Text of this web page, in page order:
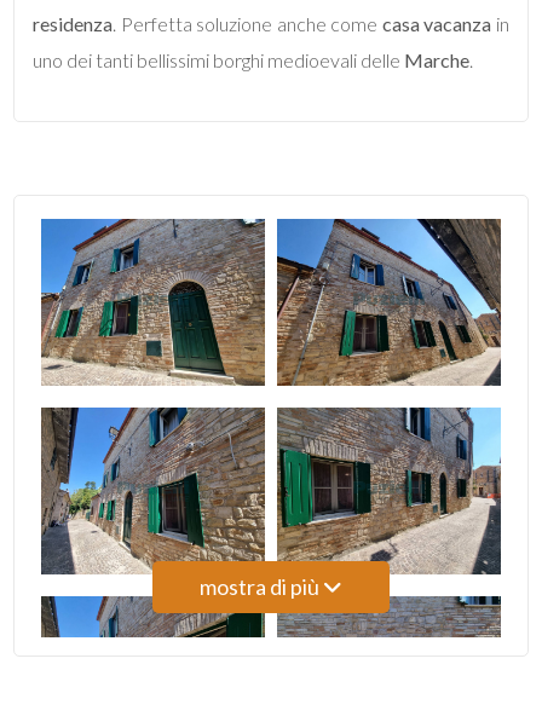
residenza. Perfetta soluzione anche come casa vacanza in
uno dei tanti bellissimi borghi medioevali delle Marche.
mostra di più
1
5
5+
Camere
minime
Qualsiasi
1